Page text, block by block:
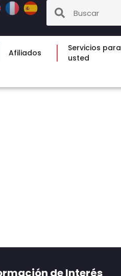
Afiliados
Servicios para
usted
de Interés